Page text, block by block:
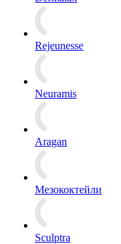
Rejeunesse
Neuramis
Aragan
Мезококтейли
Sculptra